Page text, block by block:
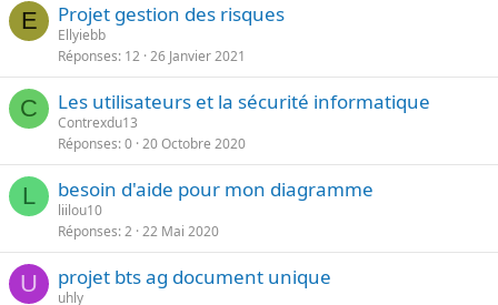
E Projet gestion des risques
Ellyiebb
Réponses 12 26 Janvier 2021
C Les utilisateurs et la sécurité informatique
Contrexdu13
Réponses 0 20 Octobre 2020
L besoin d'aide pour mon diagramme
liilou10
Réponses 2 22 Mai 2020
U projet bts ag document unique
uhly